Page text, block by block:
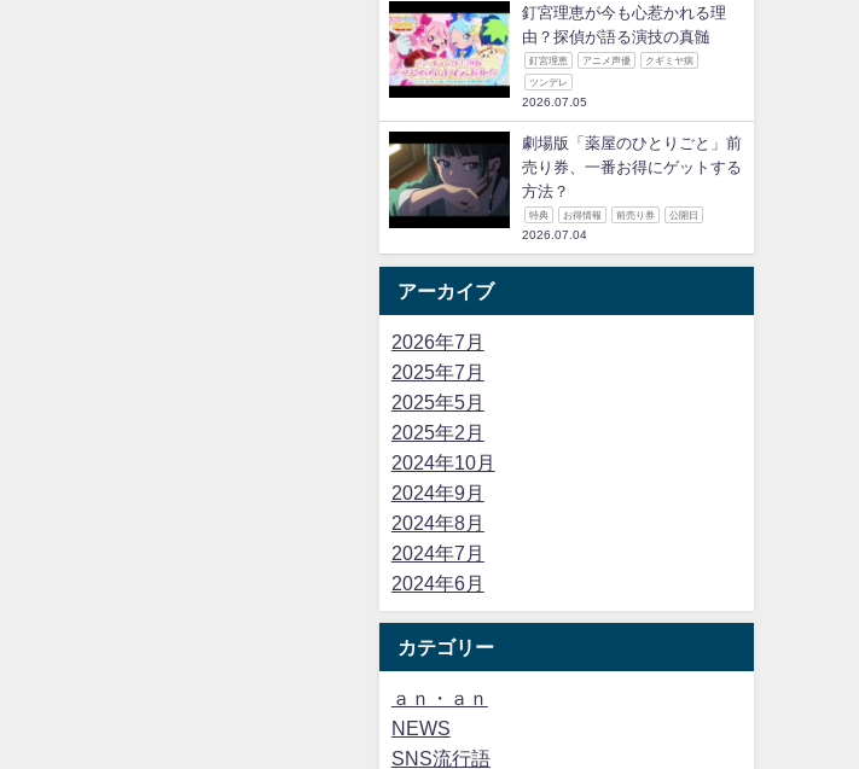
釘宮理恵が今も心惹かれる理
由？探偵が語る演技の真髄
釘宮理恵 アニメ声優 クギミヤ病
ツンデレ
2026.07.05
劇場版「薬屋のひとりごと」前
売り券、一番お得にゲットする
方法？
特典 お得情報 前売り券 公開日
2026.07.04
アーカイブ
2026年7月
2025年7月
2025年5月
2025年2月
2024年10月
2024年9月
2024年8月
2024年7月
2024年6月
カテゴリー
ａｎ・ａｎ
NEWS
SNS流行語